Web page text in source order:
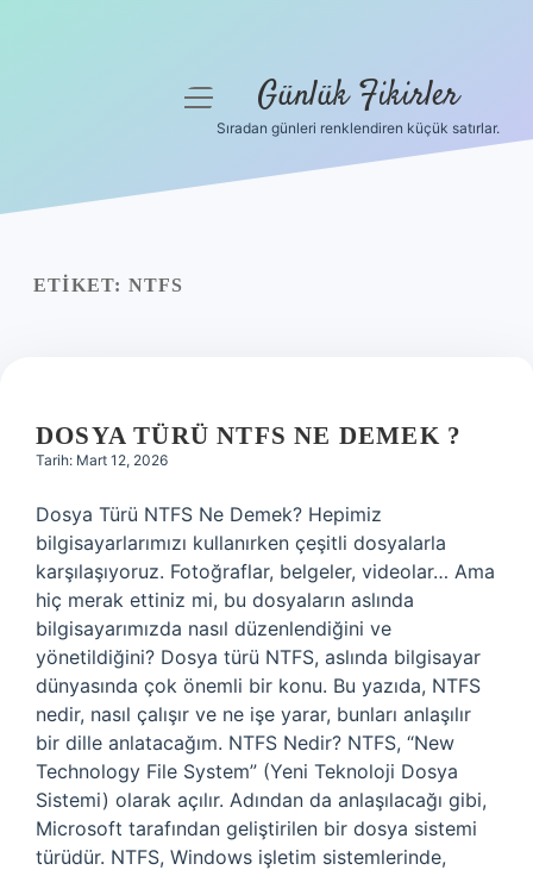
Yasal Uyarı
menüyü Günlük Fikirler
Sıradan günleri renklendiren küçük satırlar.
ETIKET: NTFS
DOSYA TÜRÜ NTFS NE DEMEK ?
Tarih: Mart 12, 2026
Dosya Türü NTFS Ne Demek? Hepimiz
bilgisayarlarımızı kullanırken çeşitli dosyalarla
karşılaşıyoruz. Fotoğraflar, belgeler, videolar… Ama
hiç merak ettiniz mi, bu dosyaların aslında
bilgisayarımızda nasıl düzenlendiğini ve
yönetildiğini? Dosya türü NTFS, aslında bilgisayar
dünyasında çok önemli bir konu. Bu yazıda, NTFS
nedir, nasıl çalışır ve ne işe yarar, bunları anlaşılır
bir dille anlatacağım. NTFS Nedir? NTFS, “New
Technology File System” (Yeni Teknoloji Dosya
Sistemi) olarak açılır. Adından da anlaşılacağı gibi,
Microsoft tarafından geliştirilen bir dosya sistemi
türüdür. NTFS, Windows işletim sistemlerinde,